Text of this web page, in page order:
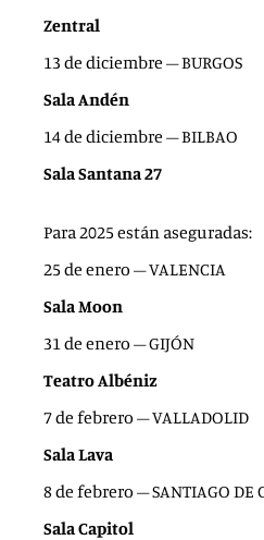
Zentral
13 de diciembre – BURGOS
Sala Andén
14 de diciembre – BILBAO
Sala Santana 27
Para 2025 están aseguradas:
25 de enero – VALENCIA
Sala Moon
31 de enero – GIJÓN
Teatro Albéniz
7 de febrero – VALLADOLID
Sala Lava
8 de febrero – SANTIAGO DE
Sala Capitol